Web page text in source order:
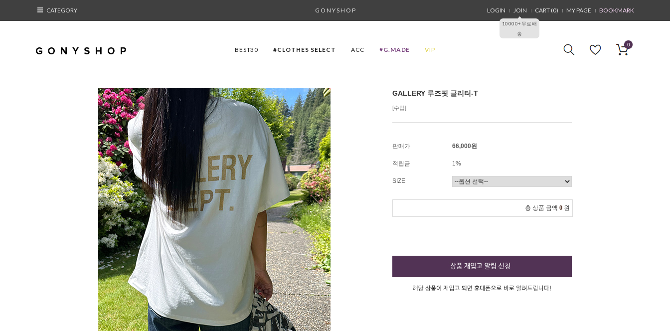
CATEGORY G O N Y S H O P LOGIN JOIN
10000+무료배
송
CART (0) MY PAGE BOOKMARK
0
BEST30 #CLOTHES SELECT ACC ♥G.MADE VIP
GALLERY 루즈핏 글리터-T
[수입]
판매가 66,000원
적립금 1%
SIZE
총 상품 금액 0 원